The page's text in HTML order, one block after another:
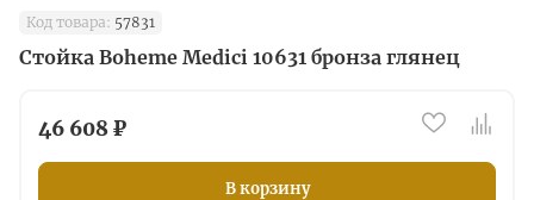
Код товара: 57831
Стойка Boheme Medici 10631 бронза глянец
46 608 ₽
В корзину